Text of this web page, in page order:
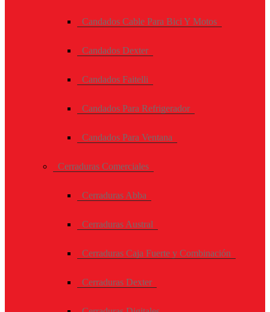
Candados Cable Para Bici Y Motos
Candados Dexter
Candados Faitelli
Candados Para Refrigerador
Candados Para Ventana
Cerraduras Comerciales
Cerraduras Abba
Cerraduras Austral
Cerraduras Caja Fuerte y Combinación
Cerraduras Dexter